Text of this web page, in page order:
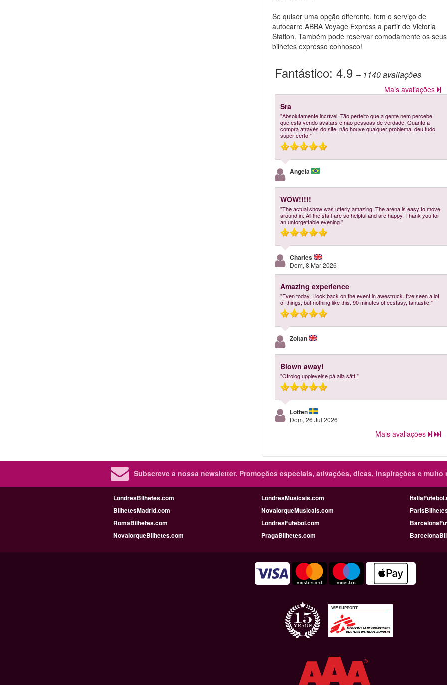
Se quiser uma opção diferente, tem o serviço de
autocarro ABBA Voyage Express a partir de Victoria
Station. Também pode reservar comodamente os seus
bilhetes expresso connosco!
Fantástico:4.9– 1140avaliações
Mais avaliações
Sra
"Absolutamente incrível! Tão perfeito que a gente nem percebe
que está vendo avatars e não pessoas de verdade. Quanto à
compra através do site, não houve qualquer problema, deu tudo
super certo."
Angela
WOW!!!!!
"The actual show was utterly amazing. The arena is easy to move
around in. All the staff are so helpful and are happy. Thank you for
an unforgettable evening."
Charles
Dom, 8 Mar 2026
Amazing experience
"Even today, I look back on the event in awestruck. I've seen a lot
of things, but nothing like this. 90 minutes of ecstasy, fantastic."
Zoltan
Blown away!
"Otrolog upplevelse på alla sätt."
Lotten
Dom, 26 Jul 2026
Mais avaliações
Subscreve a nossa newsletter. Promoções especiais, ativações, dicas, inspirações e muito
LondresBilhetes.com LondresMusicais.com
BilhetesMadrid.com
NovaIorqueMusicais.com
RomaBilhetes.com
LondresFutebol.com
NovaiorqueBilhetes.com
PragaBilhetes.com
WE SUPPORT